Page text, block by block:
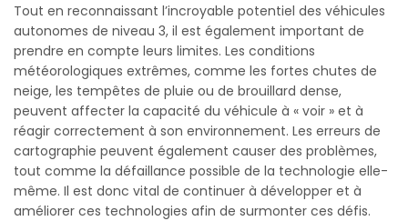
Tout en reconnaissant l’incroyable potentiel des véhicules
autonomes de niveau 3, il est également important de
prendre en compte leurs limites. Les conditions
météorologiques extrêmes, comme les fortes chutes de
neige, les tempêtes de pluie ou de brouillard dense,
peuvent affecter la capacité du véhicule à « voir » et à
réagir correctement à son environnement. Les erreurs de
cartographie peuvent également causer des problèmes,
tout comme la défaillance possible de la technologie elle-
même. Il est donc vital de continuer à développer et à
améliorer ces technologies afin de surmonter ces défis.